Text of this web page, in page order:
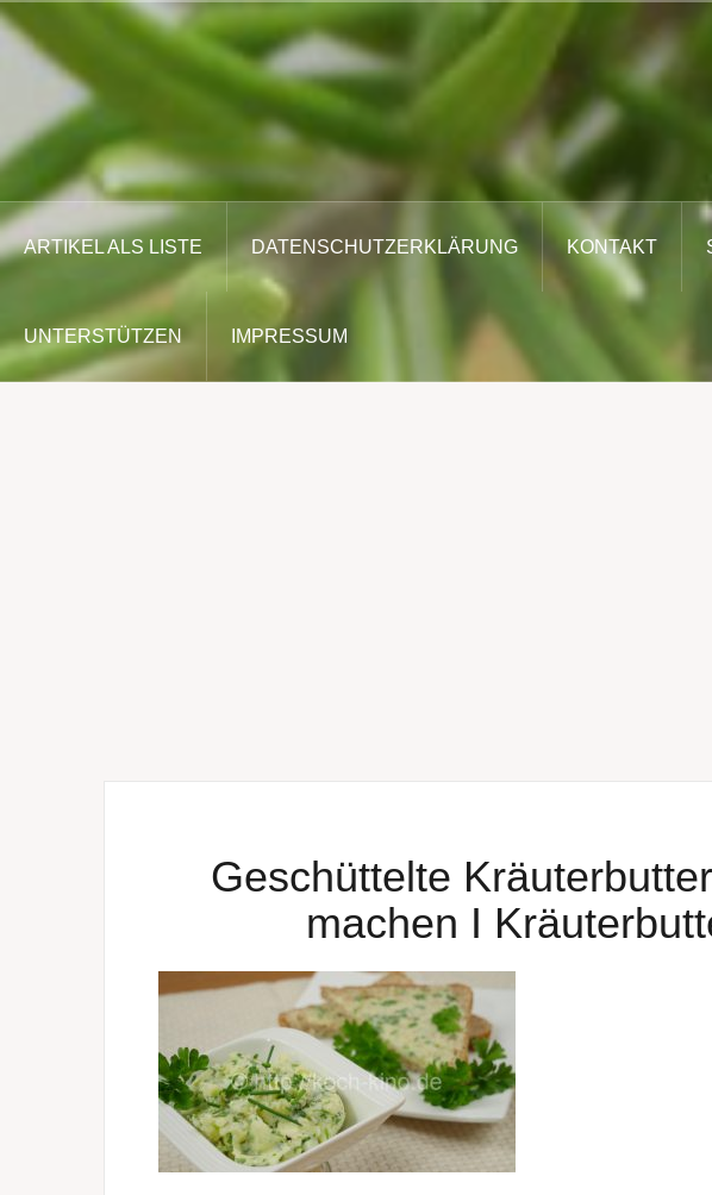
Zum
Inhalt
springen
ARTIKEL ALS LISTE DATENSCHUTZERKLÄRUNG KONTAKT
UNTERSTÜTZEN IMPRESSUM
Geschüttelte
machen I